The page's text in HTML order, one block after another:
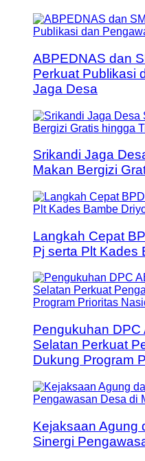
ABPEDNAS dan
Perkuat Publikasi
Jaga Desa
Srikandi Jaga
Makan Bergizi
Langkah Cepat
Pj serta Plt Kades
Pengukuhan DPC
Selatan Perkuat
Dukung Program
Kejaksaan Agung
Sinergi